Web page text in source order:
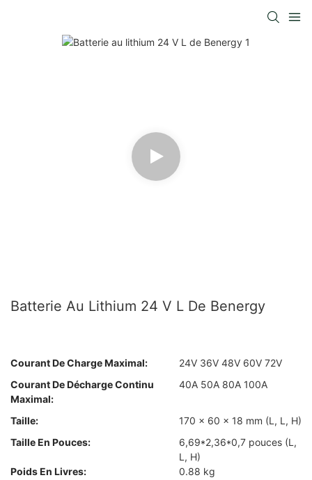
Batterie Au Lithium 24 V L De Benergy
Courant De Charge Maximal:
24V 36V 48V 60V 72V
Courant De Décharge Continu
Maximal:
40A 50A 80A 100A
Taille:
170 × 60 × 18 mm (L, L, H)
Taille En Pouces:
6,69*2,36*0,7 pouces (L,
L, H)
Poids En Livres:
0.88 kg